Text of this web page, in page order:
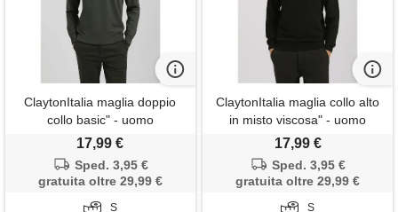
ClaytonItalia maglia doppio
collo basic" - uomo
17,99 €
Sped. 3,95 €
gratuita oltre 29,99 €
S
ClaytonItalia maglia collo alto
in misto viscosa" - uomo
17,99 €
Sped. 3,95 €
gratuita oltre 29,99 €
S